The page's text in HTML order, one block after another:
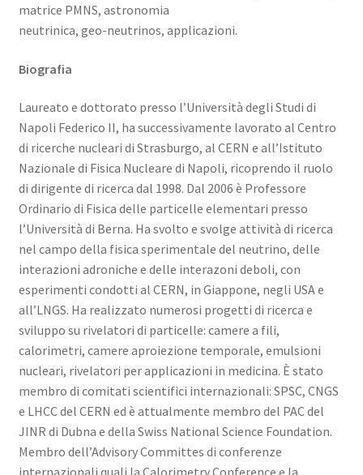
matrice PMNS, astronomia
neutrinica, geo-neutrinos, applicazioni.
Biografia
Laureato e dottorato presso l’Università degli Studi di
Napoli Federico II, ha successivamente lavorato al Centro
di ricerche nucleari di Strasburgo, al CERN e all’Istituto
Nazionale di Fisica Nucleare di Napoli, ricoprendo il ruolo
di dirigente di ricerca dal 1998. Dal 2006 è Professore
Ordinario di Fisica delle particelle elementari presso
l’Università di Berna. Ha svolto e svolge attività di ricerca
nel campo della fisica sperimentale del neutrino, delle
interazioni adroniche e delle interazoni deboli, con
esperimenti condotti al CERN, in Giappone, negli USA e
all’LNGS. Ha realizzato numerosi progetti di ricerca e
sviluppo su rivelatori di particelle: camere a fili,
calorimetri, camere aproiezione temporale, emulsioni
nucleari, rivelatori per applicazioni in medicina. È stato
membro di comitati scientifici internazionali: SPSC, CNGS
e LHCC del CERN ed è attualmente membro del PAC del
JINR di Dubna e della Swiss National Science Foundation.
Membro dell’Advisory Committes di conferenze